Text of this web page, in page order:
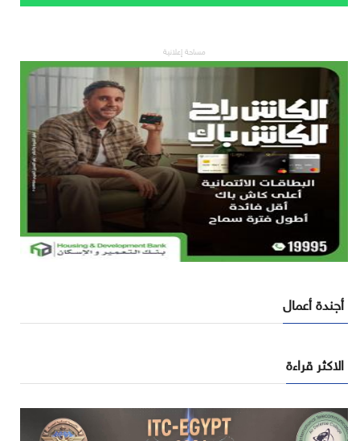
مساحة إعلانية
أجندة أعمال
الاكثر قراءة